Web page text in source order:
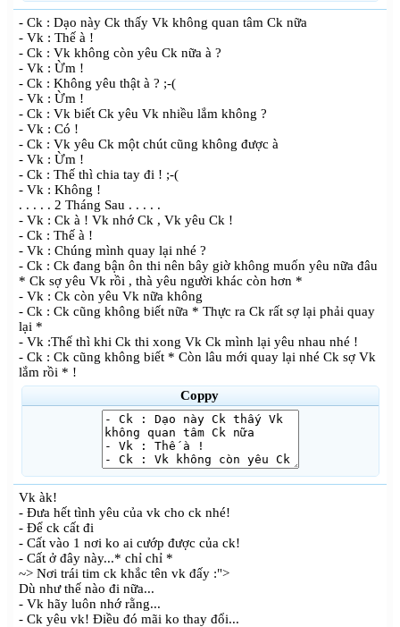
- Ck : Dạo này Ck thấy Vk không quan tâm Ck nữa
- Vk : Thế à !
- Ck : Vk không còn yêu Ck nữa à ?
- Vk : Ừm !
- Ck : Không yêu thật à ? ;-(
- Vk : Ừm !
- Ck : Vk biết Ck yêu Vk nhiều lắm không ?
- Vk : Có !
- Ck : Vk yêu Ck một chút cũng không được à
- Vk : Ừm !
- Ck : Thế thì chia tay đi ! ;-(
- Vk : Không !
. . . . . 2 Tháng Sau . . . . .
- Vk : Ck à ! Vk nhớ Ck , Vk yêu Ck !
- Ck : Thế à !
- Vk : Chúng mình quay lại nhé ?
- Ck : Ck đang bận ôn thi nên bây giờ không muốn yêu nữa đâu
* Ck sợ yêu Vk rồi , thà yêu người khác còn hơn *
- Vk : Ck còn yêu Vk nữa không
- Ck : Ck cũng không biết nữa * Thực ra Ck rất sợ lại phải quay
lại *
- Vk :Thế thì khi Ck thi xong Vk Ck mình lại yêu nhau nhé !
- Ck : Ck cũng không biết * Còn lâu mới quay lại nhé Ck sợ Vk
lắm rồi * !
Coppy
Vk àk!
- Đưa hết tình yêu của vk cho ck nhé!
- Để ck cất đi
- Cất vào 1 nơi ko ai cướp được của ck!
- Cất ở đây này...* chỉ chỉ *
~> Nơi trái tim ck khắc tên vk đấy :">
Dù như thế nào đi nữa...
- Vk hãy luôn nhớ rằng...
- Ck yêu vk! Điều đó mãi ko thay đổi...